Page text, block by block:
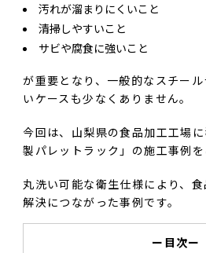
汚れが溜まりにくいこと
清掃しやすいこと
サビや腐食に強いこと
が重要となり、一般的なスチー
いケースも少なくありません。
今回は、山梨県の食品加工工場
製パレットラック」の施工事例を
丸洗い可能な衛生仕様により、
解決につながった事例です。
ー目次ー